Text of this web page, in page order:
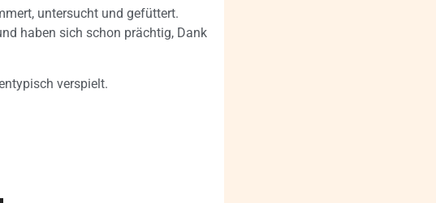
untersucht und gefüttert.
haben sich schon prächtig, Dank
verspielt.